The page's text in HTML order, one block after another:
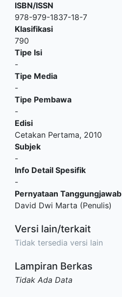
ISBN/ISSN
978-979-1837-18-7
Klasifikasi
790
Tipe Isi
-
Tipe Media
-
Tipe Pembawa
-
Edisi
Cetakan Pertama, 2010
Subjek
-
Info Detail Spesifik
-
Pernyataan Tanggungjawab
David Dwi Marta (Penulis)
Versi lain/terkait
Tidak tersedia versi lain
Lampiran Berkas
Tidak Ada Data